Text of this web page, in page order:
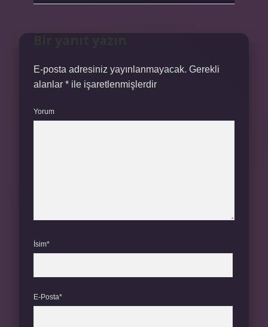
E-posta adresiniz yayınlanmayacak. Gerekli
alanlar * ile işaretlenmişlerdir
Yorum
İsim*
E-Posta*